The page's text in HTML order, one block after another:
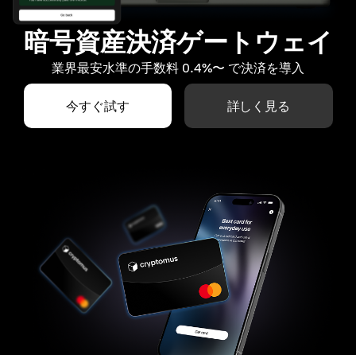
暗号資産決済ゲートウェイ
業界最安水準の手数料 0.4%〜 で決済を導入
今すぐ試す 詳しく見る